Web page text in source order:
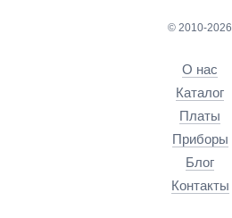
© 2010-2026
О нас
Каталог
Платы
Приборы
Блог
Контакты